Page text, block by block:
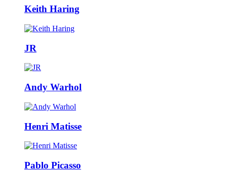
Keith Haring
JR
Andy Warhol
Henri Matisse
Pablo Picasso